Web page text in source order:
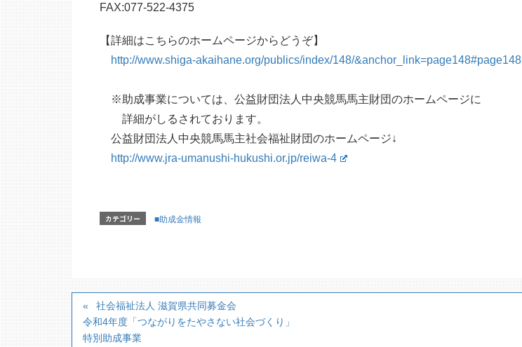
FAX:077-522-4375
【詳細はこちらのホームページからどうぞ】
http://www.shiga-akaihane.org/publics/index/148/&anchor_link=page148#page148
※助成事業については、公益財団法人中央競馬馬主財団のホームページに
詳細がしるされております。
公益財団法人中央競馬馬主社会福祉財団のホームページ↓
http://www.jra-umanushi-hukushi.or.jp/reiwa-4
カテゴリー ■助成金情報
社会福祉法人 滋賀県共同募金会
令和4年度「つながりをたやさない社会づくり」
特別助成事業